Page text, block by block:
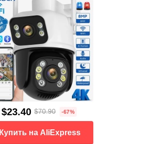
$23.40 $70.90 -67%
Купить на AliExpress